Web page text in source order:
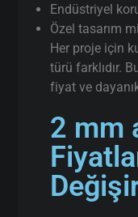
Endüstriyel
Özel tasarım
Her proje için
türü farklıdır.
fiyat ve
2 mm